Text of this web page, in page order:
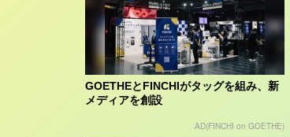
GOETHEとFINCHIがタッグを組み、新
メディアを創設
AD(FINCHI on GOETHE)